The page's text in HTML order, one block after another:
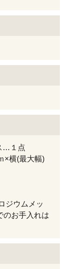
…１点
×横(最大幅)
ジウムメッ
のお手入れは